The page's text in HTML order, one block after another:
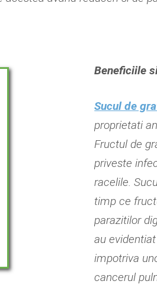
Beneficiile
Sucul de
proprietati
Fructul de
priveste
racelile.
timp ce
parazitilor
au
impotriva
cancerul